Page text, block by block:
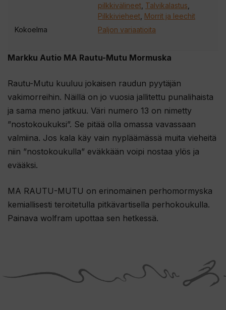
Markku Autio MA Rautu-Mutu Mormuska
Rautu-Mutu kuuluu jokaisen raudun pyytäjän
vakimorreihin. Näillä on jo vuosia jallitettu punalihaista
ja sama meno jatkuu. Väri numero 13 on nimetty
”nostokoukuksi”. Se pitää olla omassa vavassaan
valmiina. Jos kala käy vain nypläämässä muita vieheitä
niin ”nostokoukulla” eväkkään voipi nostaa ylös ja
evääksi.
MA RAUTU-MUTU on erinomainen perhomormyska
kemiallisesti teroitetulla pitkävartisella perhokoukulla.
Painava wolfram upottaa sen hetkessä.
pilkkivälineet, Talvikalastus,
Pilkkivieheet, Morrit ja leechit
Kokoelma
Paljon variaatioita